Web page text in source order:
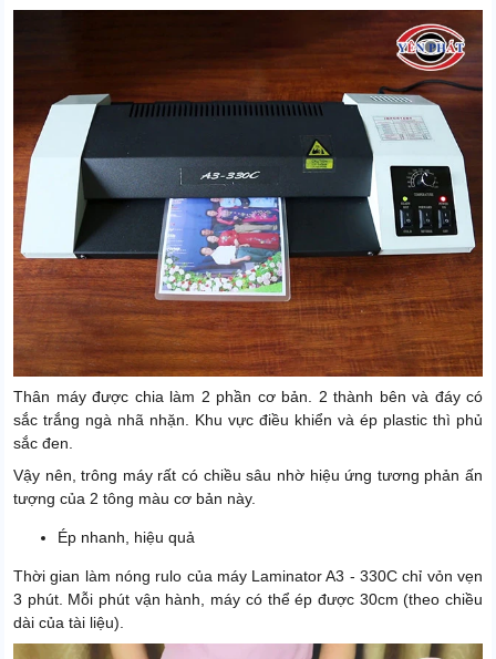
Thân máy được chia làm 2 phần cơ bản. 2 thành bên và đáy có
sắc trắng ngà nhã nhặn. Khu vực điều khiển và ép plastic thì phủ
sắc đen.
Vậy nên, trông máy rất có chiều sâu nhờ hiệu ứng tương phản ấn
tượng của 2 tông màu cơ bản này.
Ép nhanh, hiệu quả
Thời gian làm nóng rulo của máy Laminator A3 - 330C chỉ vỏn vẹn
3 phút. Mỗi phút vận hành, máy có thể ép được 30cm (theo chiều
dài của tài liệu).